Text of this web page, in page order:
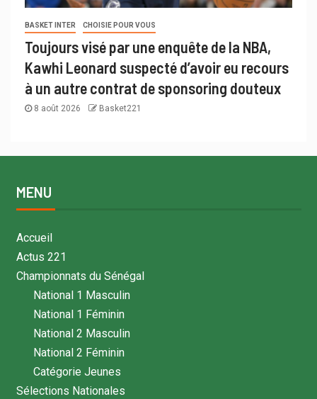
BASKET INTER CHOISIE POUR VOUS
Toujours visé par une enquête de la NBA,
Kawhi Leonard suspecté d’avoir eu recours
à un autre contrat de sponsoring douteux
8 août 2026 Basket221
MENU
Accueil
Actus 221
Championnats du Sénégal
National 1 Masculin
National 1 Féminin
National 2 Masculin
National 2 Féminin
Catégorie Jeunes
Sélections Nationales